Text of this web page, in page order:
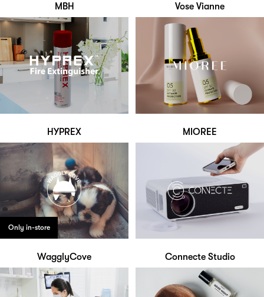
MBH Vose Vianne
HYPREX MIOREE
Only in-store
WagglyCove Connecte Studio